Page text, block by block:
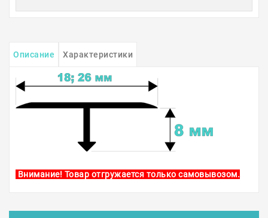
Описание Характеристики
Внимание! Товар отгружается только самовывозом.